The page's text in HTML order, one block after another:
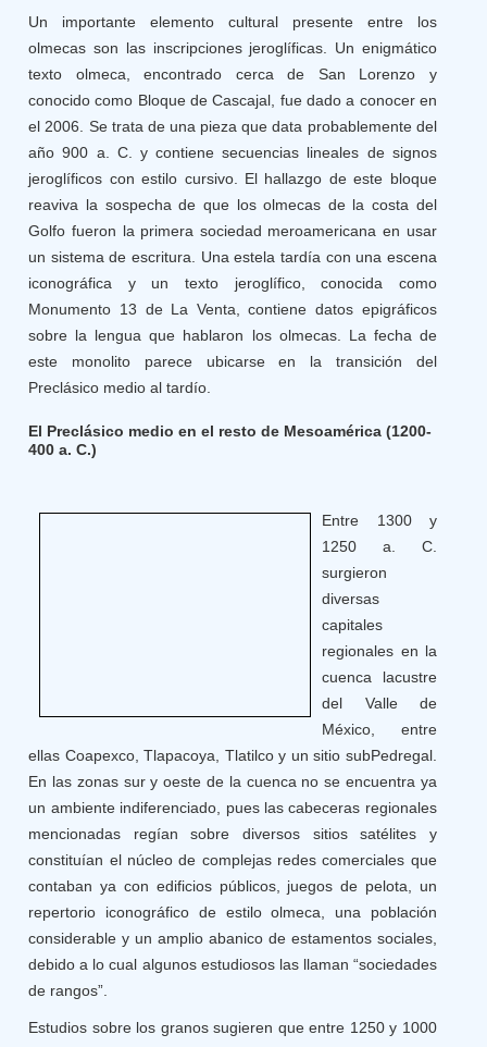
Un importante elemento cultural presente entre los
olmecas son las inscripciones jeroglíficas. Un enigmático
texto olmeca, encontrado cerca de San Lorenzo y
conocido como Bloque de Cascajal, fue dado a conocer en
el 2006. Se trata de una pieza que data probablemente del
año 900 a. C. y contiene secuencias lineales de signos
jeroglíficos con estilo cursivo. El hallazgo de este bloque
reaviva la sospecha de que los olmecas de la costa del
Golfo fueron la primera sociedad meroamericana en usar
un sistema de escritura. Una estela tardía con una escena
iconográfica y un texto jeroglífico, conocida como
Monumento 13 de La Venta, contiene datos epigráficos
sobre la lengua que hablaron los olmecas. La fecha de
este monolito parece ubicarse en la transición del
Preclásico medio al tardío.
El Preclásico medio en el resto de Mesoamérica (1200-
400 a. C.)
Entre 1300 y
1250 a. C.
surgieron
diversas
capitales
regionales en la
cuenca lacustre
del Valle de
México, entre
ellas Coapexco, Tlapacoya, Tlatilco y un sitio subPedregal.
En las zonas sur y oeste de la cuenca no se encuentra ya
un ambiente indiferenciado, pues las cabeceras regionales
mencionadas regían sobre diversos sitios satélites y
constituían el núcleo de complejas redes comerciales que
contaban ya con edificios públicos, juegos de pelota, un
repertorio iconográfico de estilo olmeca, una población
considerable y un amplio abanico de estamentos sociales,
debido a lo cual algunos estudiosos las llaman “sociedades
de rangos”.
Estudios sobre los granos sugieren que entre 1250 y 1000